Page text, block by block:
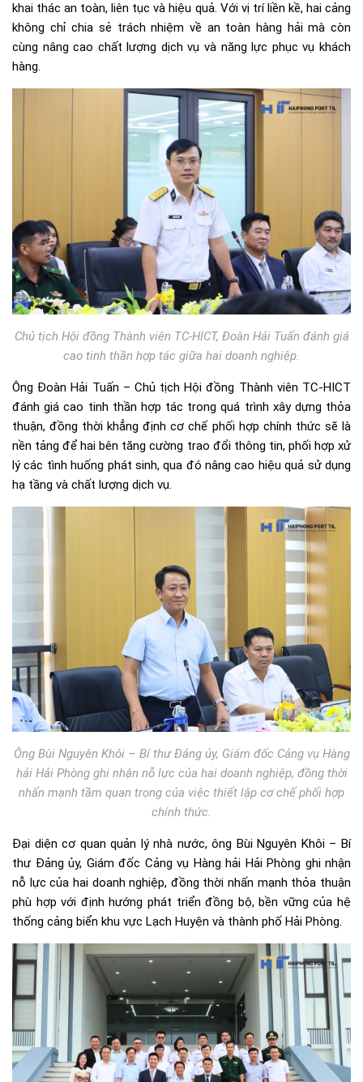
khai thác an toàn, liên tục và hiệu quả. Với vị trí liền kề, hai cảng
không chỉ chia sẻ trách nhiệm về an toàn hàng hải mà còn
cùng nâng cao chất lượng dịch vụ và năng lực phục vụ khách
hàng.
Chủ tịch Hội đồng Thành viên TC-HICT, Đoàn Hải Tuấn đánh giá
cao tinh thần hợp tác giữa hai doanh nghiệp.
Ông Đoàn Hải Tuấn – Chủ tịch Hội đồng Thành viên TC-HICT
đánh giá cao tinh thần hợp tác trong quá trình xây dựng thỏa
thuận, đồng thời khẳng định cơ chế phối hợp chính thức sẽ là
nền tảng để hai bên tăng cường trao đổi thông tin, phối hợp xử
lý các tình huống phát sinh, qua đó nâng cao hiệu quả sử dụng
hạ tầng và chất lượng dịch vụ.
Ông Bùi Nguyên Khôi – Bí thư Đảng ủy, Giám đốc Cảng vụ Hàng
hải Hải Phòng ghi nhận nỗ lực của hai doanh nghiệp, đồng thời
nhấn mạnh tầm quan trọng của việc thiết lập cơ chế phối hợp
chính thức.
Đại diện cơ quan quản lý nhà nước, ông Bùi Nguyên Khôi – Bí
thư Đảng ủy, Giám đốc Cảng vụ Hàng hải Hải Phòng ghi nhận
nỗ lực của hai doanh nghiệp, đồng thời nhấn mạnh thỏa thuận
phù hợp với định hướng phát triển đồng bộ, bền vững của hệ
thống cảng biển khu vực Lạch Huyện và thành phố Hải Phòng.